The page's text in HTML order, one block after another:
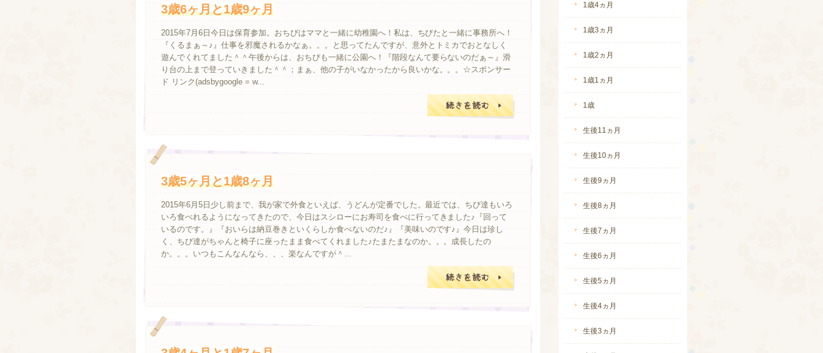
3歳6ヶ月と1歳9ヶ月
2015年7月6日今日は保育参加。おちびはママと一緒に幼稚園へ！私は、ちびたと一緒に事務所へ！
『くるまぁ～♪』仕事を邪魔されるかなぁ。。。と思ってたんですが、意外とトミカでおとなしく
遊んでくれてました＾＾午後からは、おちびも一緒に公園へ！『階段なんて要らないのだぁ～』滑
り台の上まで登っていきました＾＾；まぁ、他の子がいなかったから良いかな。。。☆スポンサー
ド リンク(adsbygoogle = w...
3歳5ヶ月と1歳8ヶ月
2015年6月5日少し前まで、我が家で外食といえば、うどんが定番でした。最近では、ちび達もいろ
いろ食べれるようになってきたので、今日はスシローにお寿司を食べに行ってきました♪『回って
いるのです。』『おいらは納豆巻きといくらしか食べないのだ♪』『美味いのです♪』今日は珍し
く、ちび達がちゃんと椅子に座ったまま食べてくれました♪たまたまなのか。。。成長したの
か。。。いつもこんなんなら、、、楽なんですが＾...
1歳4ヵ月
1歳3ヵ月
1歳2ヵ月
1歳1ヵ月
1歳
生後11ヵ月
生後10ヵ月
生後9ヵ月
生後8ヵ月
生後7ヵ月
生後6ヵ月
生後5ヵ月
生後4ヵ月
生後3ヵ月